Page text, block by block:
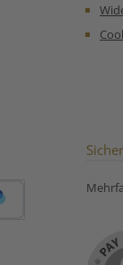
Koffeingehalt. Für
und schwangere